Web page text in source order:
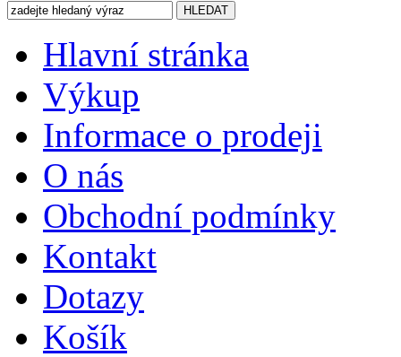
Hlavní stránka
Výkup
Informace o prodeji
O nás
Obchodní podmínky
Kontakt
Dotazy
Košík